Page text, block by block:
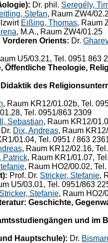
Dr. phil. Seregély,
Stefan, Raum ZW4/
Eißing, Thomas, Raum
, M.A., Raum ZW4/01.25
Orients: Dr.
U5/03.21, Tel. 0951 863
Theologie,
des
, Raum KR12/01.02b, Tel.
Tel. 0951/863 2309
Sebastian, Raum KR12/
Dix, Andreas, Raum
01.04, Tel. 0951 / 863
, Raum KR12/02.16,
Patrick, Raum KR1/01.07,
, Raum HO2/00.02,
Prof. Dr. Stricker, Stefanie,
U5/03.01, Tel. 0951/863
Stricker, Stefanie, Raum HO2/
Geschichte,
und im
Hauptschule): Dr.